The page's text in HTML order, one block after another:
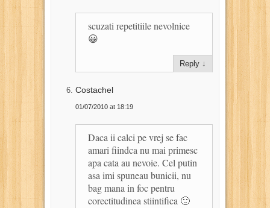
scuzati repetitiile nevolnice
😀
Reply ↓
Costachel
01/07/2010 at 18:19
Daca ii calci pe vrej se fac
amari fiindca nu mai primesc
apa cata au nevoie. Cel putin
asa imi spuneau bunicii, nu
bag mana in foc pentru
corectitudinea stiintifica 🙂